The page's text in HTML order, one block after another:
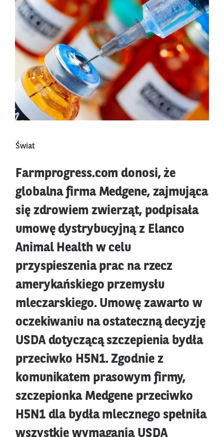
Świat
Farmprogress.com donosi, że
globalna firma Medgene, zajmująca
się zdrowiem zwierząt, podpisała
umowę dystrybucyjną z Elanco
Animal Health w celu
przyspieszenia prac na rzecz
amerykańskiego przemysłu
mleczarskiego. Umowę zawarto w
oczekiwaniu na ostateczną decyzję
USDA dotyczącą szczepienia bydła
przeciwko H5N1. Zgodnie z
komunikatem prasowym firmy,
szczepionka Medgene przeciwko
H5N1 dla bydła mlecznego spełniła
wszystkie wymagania USDA